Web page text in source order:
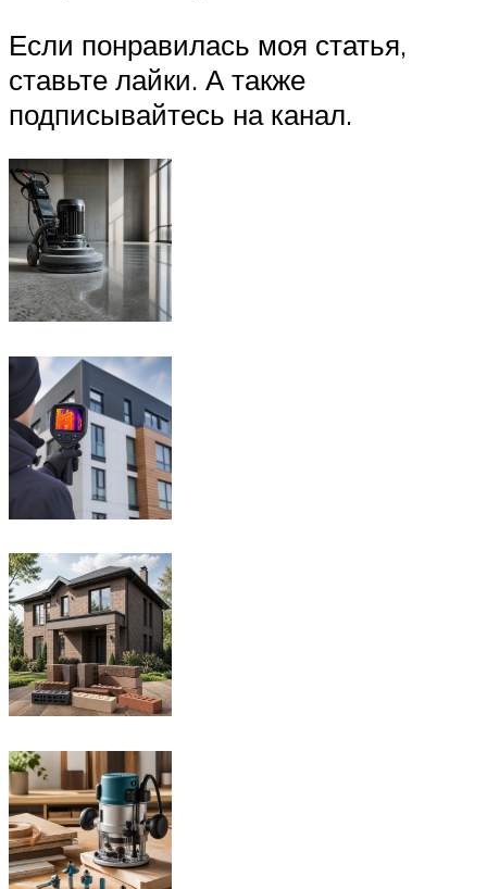
Если понравилась моя статья,
ставьте лайки. А также
подписывайтесь на канал.